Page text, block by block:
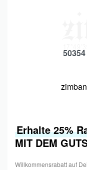
Erhalte 25%
MIT DEM
Willkommensrabatt auf